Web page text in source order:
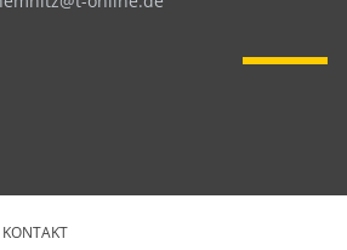
KONTAKT